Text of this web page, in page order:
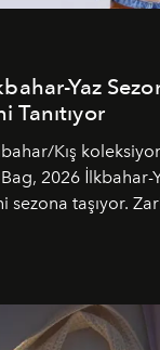
Yaz
Tanıtıyor
Kış
2026 İlkbahar-
sezona taşıyor.